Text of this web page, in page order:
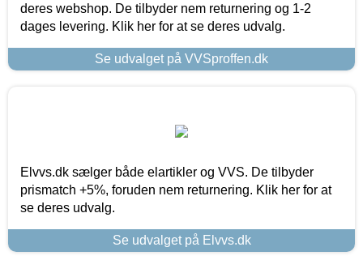
deres webshop. De tilbyder nem returnering og 1-2
dages levering. Klik her for at se deres udvalg.
Se udvalget på VVSproffen.dk
Elvvs.dk sælger både elartikler og VVS. De tilbyder
prismatch +5%, foruden nem returnering. Klik her for at
se deres udvalg.
Se udvalget på Elvvs.dk